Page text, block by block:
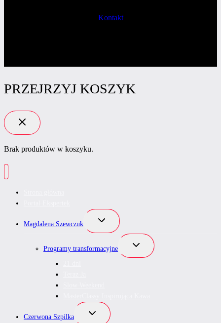
Kontakt
PRZEJRZYJ KOSZYK
Brak produktów w koszyku.
Magdalena Szewczuk
Przełącz
podrzędne
Programy transformacyjne
Przełącz
podrzędne
Czerwona Szpilka
Przełącz